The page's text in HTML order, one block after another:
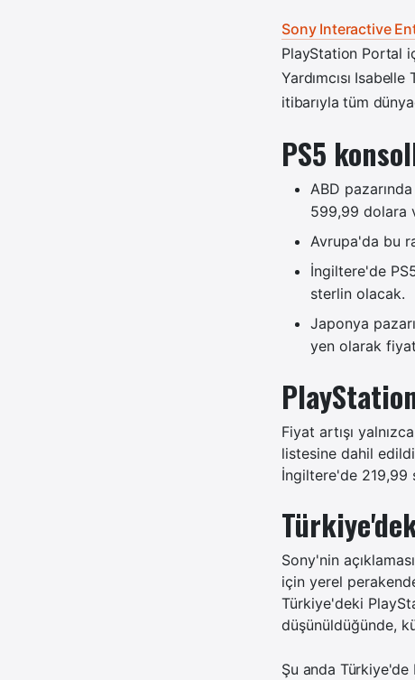
Sony Interactive
PlayStation Portal
Yardımcısı
itibarıyla tüm
PS5
ABD
599,99 dolara
Avrupa'da bu
İngiltere'de
sterlin olacak.
Japonya
yen olarak
Fiyat artışı
listesine dahil
İngiltere'de
Sony'nin
için yerel
Türkiye'deki
düşünüldüğünde,
Şu anda